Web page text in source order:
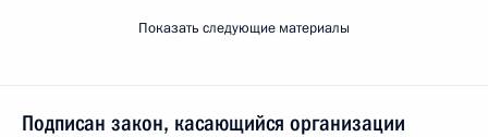
Показать следующие материалы
Подписан закон, касающийся организации